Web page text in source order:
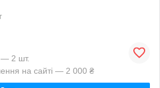
— 2 шт.
на сайті — 2 000 ₴